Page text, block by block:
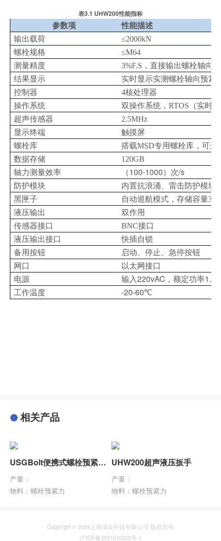
表3.1 UHW200性能指标
参数项
性能描述
输出载荷
≤2000kN
螺栓规格
≤M64
测量精度
3%F.S ，直接输出螺栓轴向
结果显示
实时显示实测螺栓轴向预紧
控制器
4核处理器
操作系统
双操作系统，RTOS（实时
超声传感器
2.5MHz
显示终端
触摸屏
螺栓库
搭载MSD专用螺栓库，可远
数据存储
120GB
轴力测量效率
（100-1000）次/s
防护模块
内置抗浪涌、雷击防护模块
黑匣子
自动巡航模式，存储容量
液压输出
双作用
传感器接口
BNC接口
液压输出接口
快插自锁
备用按钮
启动、停止、急停按钮
网口
以太网接口
电源
输入220vAC ，额定功率
工作温度 -20-60℃
相关产品
USGBolt便携式螺栓预紧力测量仪
产量：
物料：螺栓预紧力
UHW200超声液压扳手
产量：
物料：螺栓预紧力
Copyright © 2024上海清众科技有限公司 版权所有
沪ICP备2021010325号-1